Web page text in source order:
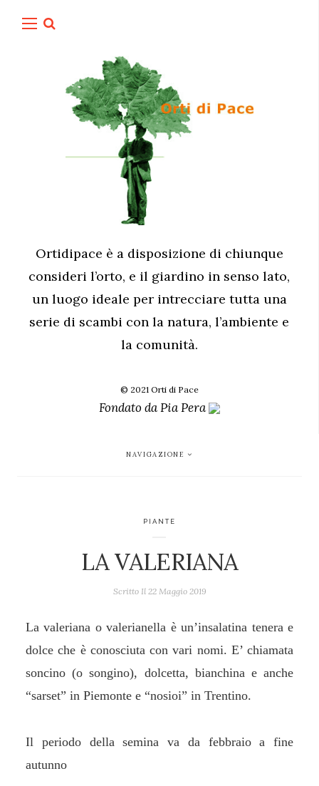
Ortidipace è a disposizione di chiunque
consideri l’orto, e il giardino in senso lato,
un luogo ideale per intrecciare tutta una
serie di scambi con la natura, l’ambiente e
la comunità.
© 2021 Orti di Pace
Fondato daPia Pera
NAVIGAZIONE
PIANTE
LA VALERIANA
Scritto Il 22 Maggio 2019
La valeriana o valerianella è un’insalatina tenera e
dolce che è conosciuta con vari nomi. E’ chiamata
soncino (o songino), dolcetta, bianchina e anche
“sarset” in Piemonte e “nosioi” in Trentino.
Il periodo della semina va da febbraio a fine
autunno